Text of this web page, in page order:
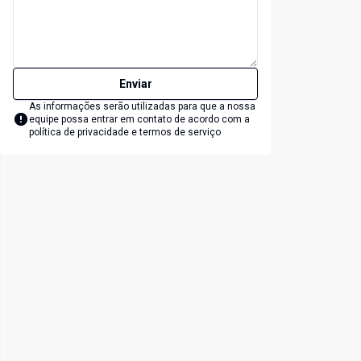
Enviar
As informações serão utilizadas para que a nossa
equipe possa entrar em contato de acordo com a
política de privacidade e termos de serviço